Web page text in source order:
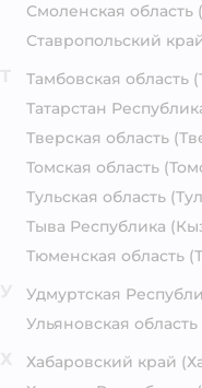
Смоленская область
Ставропольский
Тамбовская область
Татарстан
Тверская область
Томская область
Тульская область
Тыва Республика
Тюменская область
Удмуртская
Ульяновская область
Хабаровский край